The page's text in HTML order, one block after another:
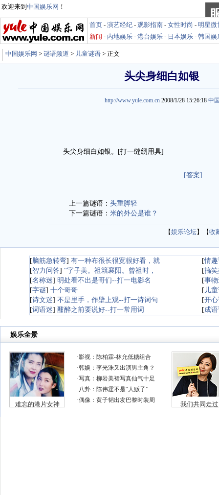
欢迎来到 中国娱乐网 ！
首页 - 演艺经纪 - 观影指南 - 女性时尚 - 明星微
新闻 - 内地娱乐 - 港台娱乐 - 日本娱乐 - 韩国娱
中国娱乐网 > 谜语频道 > 儿童谜语 > 正文
头尖身细白如银
http://www.yule.com.cn 2008/1/28 15:26:18 中
头尖身细白如银。[打一缝纫用具]
[答案]
上一篇谜语： 头重脚轻
下一篇谜语： 米的外公是谁？
【娱乐论坛】【收
[脑筋急转弯] 有一种布很长很宽很好看，就 [情
[智力问答] “字子美。祖籍襄阳。曾祖时， [搞
[名称迷] 明处看不出是哥们--打一电影名 [事
[字谜] 十个哥哥 [ 儿
[诗文迷] 不是里手，作壁上观--打一诗词句 [开
[词语迷] 酣醉之前要说好--打一常用词 [成